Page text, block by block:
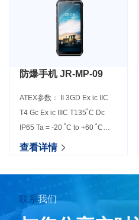
防爆手机 JR-MP-09
ATEX参数： II 3GD Ex ic IIC
T4 Gc Ex ic IIIC T135˚C Dc
IP65 Ta = -20 ˚C to +60 ˚C
IECEx参数： Ex ic IIC T4 Gc
查看详情
联系我们